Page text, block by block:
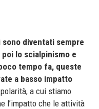
diventati sempre
lo scialpinismo e
tempo fa, queste
a basso impatto
a cui stiamo
l’impatto che le attività